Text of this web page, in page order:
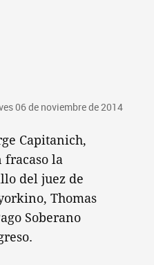
06 de noviembre de 2014
Capitanich,
fracaso la
del juez de
Thomas
Soberano